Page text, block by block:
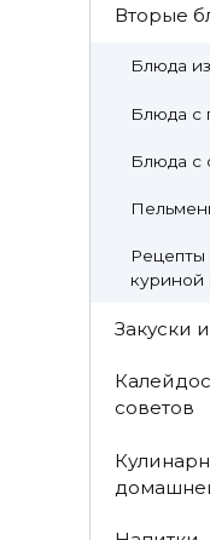
Вторые
Блюда
Блюда с
Блюда с
Рецепты
куриной
Закуски
советов